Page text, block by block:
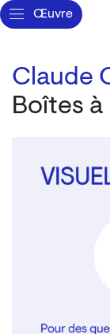
Œuvre
Claude
Boîtes